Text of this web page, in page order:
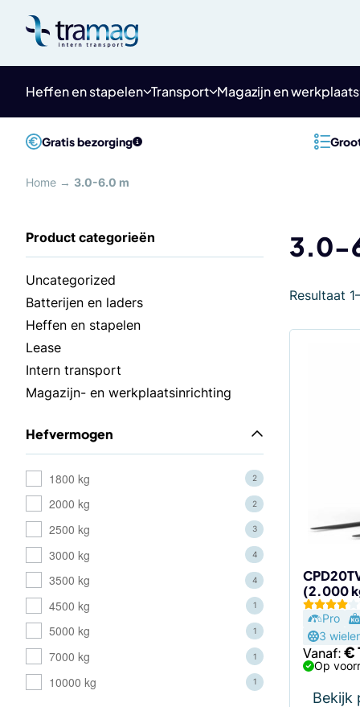
content
Heffen en stapelen Transport Magazijn en werkplaats
Gratis bezorging
Home → 3.0-6.0 m
3.0-
Uncategorized
Batterijen en laders
Heffen en stapelen
Lease
Intern transport
Magazijn- en werkplaatsinrichting
Hefvermogen
1800 kg 2
2000 kg 2
2500 kg 3
3000 kg 4
3500 kg 4
4500 kg 1
5000 kg 1
7000 kg 1
10000 kg 1
Resultaat
(2.000
Pro
3
Vanaf:€
Op
Bekijk
worden
de